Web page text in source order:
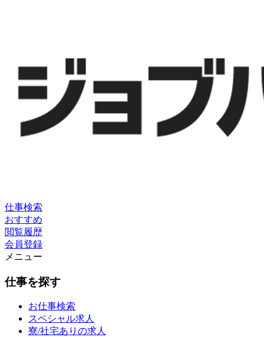
仕事検索
おすすめ
閲覧履歴
会員登録
メニュー
仕事を探す
お仕事検索
スペシャル求人
寮/社宅ありの求人